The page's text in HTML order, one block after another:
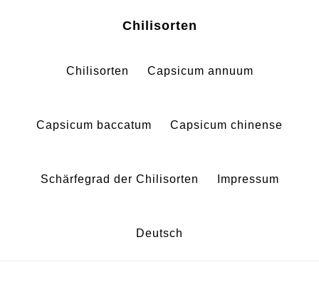
Chilisorten
Chilisorten Capsicum annuum
Capsicum baccatum Capsicum chinense
Schärfegrad der Chilisorten Impressum
Deutsch